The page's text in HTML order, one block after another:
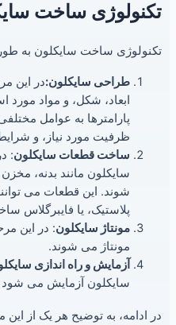
تکنولوژی ساخت
تکنولوژی ساخت سایکلون به
طراحی سایکلون:در این
ابعاد، شکل، و مواد مورد
پارامترها به عوامل
ظرفیت مورد نیاز، و
ساخت قطعات سایکلون:
سایکلون مانند بدنه،
شوند. این قطعات می
پلاستیک، یا فایبرگلاس
مونتاژ سایکلون: در این
مونتاژ می شوند.
آزمایش و راه اندازی
سایکلون آزمایش می شود
در ادامه، به توضیح هر یک از این